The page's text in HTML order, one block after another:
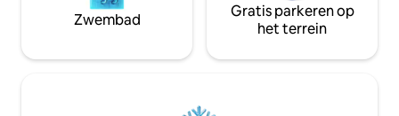
Zwembad
Gratis parkeren op
het terrein